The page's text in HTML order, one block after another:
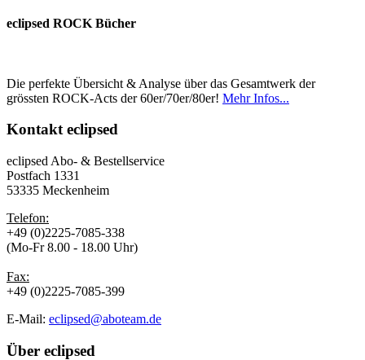
eclipsed ROCK Bücher
Die perfekte Übersicht & Analyse über das Gesamtwerk der
grössten ROCK-Acts der 60er/70er/80er! Mehr Infos...
Kontakteclipsed
eclipsed Abo- & Bestellservice
Postfach 1331
53335 Meckenheim
Telefon:
+49 (0)2225-7085-338
(Mo-Fr 8.00 - 18.00 Uhr)
Fax:
+49 (0)2225-7085-399
E-Mail: eclipsed@aboteam.de
Über eclipsed